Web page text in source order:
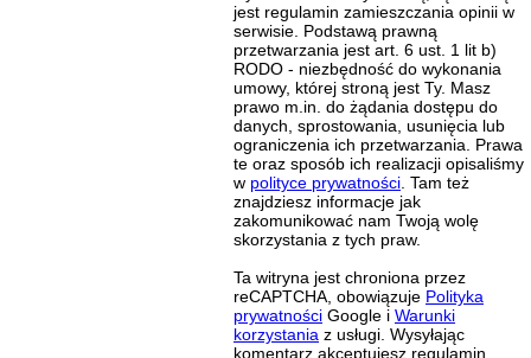
jest regulamin zamieszczania opinii w
serwisie. Podstawą prawną
przetwarzania jest art. 6 ust. 1 lit b)
RODO - niezbędność do wykonania
umowy, której stroną jest Ty. Masz
prawo m.in. do żądania dostępu do
danych, sprostowania, usunięcia lub
ograniczenia ich przetwarzania. Prawa
te oraz sposób ich realizacji opisaliśmy
w polityce prywatności . Tam też
znajdziesz informacje jak
zakomunikować nam Twoją wolę
skorzystania z tych praw.
Ta witryna jest chroniona przez
reCAPTCHA, obowiązuje Polityka
prywatności Google i Warunki
korzystania z usługi. Wysyłając
komentarz akceptujesz regulamin